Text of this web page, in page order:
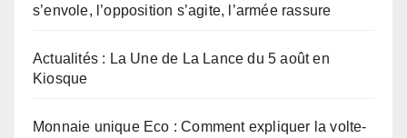
s’envole, l’opposition s’agite, l’armée rassure
Actualités : La Une de La Lance du 5 août en
Kiosque
Monnaie unique Eco : Comment expliquer la volte-